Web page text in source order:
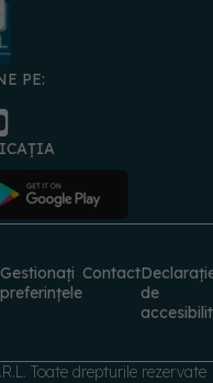
Gestionați
preferințele
Toate drepturile rezervate